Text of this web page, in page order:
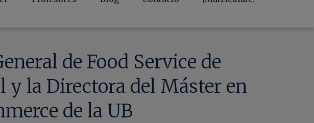
de Food Service de
y la Directora del Máster en
de la UB